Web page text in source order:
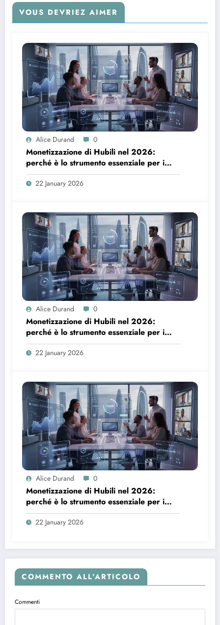
VOUS DEVRIEZ AIMER
Alice Durand 0
Monetizzazione di Hubili nel 2026:
perché è lo strumento essenziale per i
creatori
22 January 2026
Alice Durand 0
Monetizzazione di Hubili nel 2026:
perché è lo strumento essenziale per i
creatori
22 January 2026
Alice Durand 0
Monetizzazione di Hubili nel 2026:
perché è lo strumento essenziale per i
creatori
22 January 2026
COMMENTO ALL'ARTICOLO
Commenti